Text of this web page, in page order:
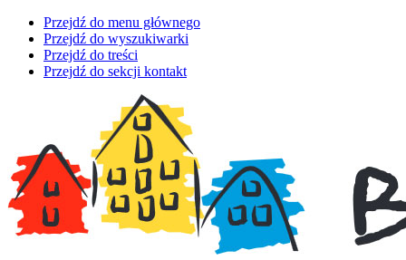
Przejdź do menu głównego
Przejdź do wyszukiwarki
Przejdź do treści
Przejdź do sekcji kontakt